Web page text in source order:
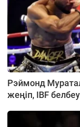
Рэймонд
жеңіп, IBF